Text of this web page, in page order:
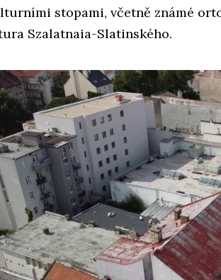
stopami, včetně známé
Szalatnaia-Slatinského.